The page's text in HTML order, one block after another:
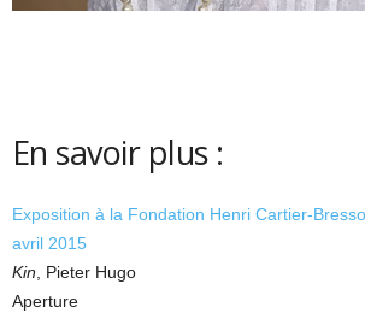
En savoir plus :
Exposition à la Fondation Henri Cartier-
avril 2015
Kin, Pieter Hugo
Aperture